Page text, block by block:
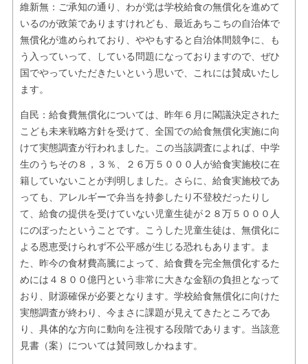
維新無：ご承知の通り、わが党は学校給食の無償化を進めて
いるのが政策でありますけれども、最近あちこちの自治体で
無償化が進められており、ややもすると自治体間競争に、も
う入っていって、している問題になっておりますので、ぜひ
国でやっていただきたいという思いで、これには賛成いたし
ます。
自民：給食費無償化については、昨年６月に閣議決定された
こども未来戦略方針を受けて、全国での給食無償化実施に向
けて実態調査が行われました。この当該調査によれば、中学
生のうちその８，３％、２６万５０００人が給食実施校に在
籍していないことが判明しました。さらに、給食実施校であ
っても、アレルギーで弁当を持参したり不登校だったりし
て、給食の提供を受けていない児童生徒が２８万５０００人
にのぼったということです。こうした児童生徒は、無償化に
よる恩恵受けられず不公平感が生じる恐れもあります。ま
た、昨今の食材費高騰によって、給食費を完全無償化するた
めには４８００億円という非常に大きな金額の負担となって
おり、財源確保が必要となります。学校給食無償化に向けた
実態調査が終わり、今まさに課題が見えてきたところであ
り、具体的な方向に動向を注視する段階であります。当該意
見書（案）については賛同致しかねます。